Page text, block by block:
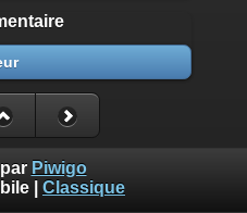
Piwigo
Classique